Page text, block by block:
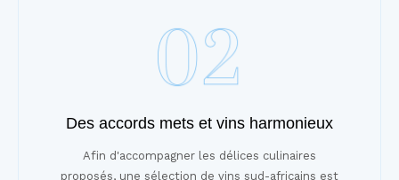
Des accords mets et vins harmonieux
Afin d'accompagner les délices culinaires
proposés, une sélection de vins sud-africains est